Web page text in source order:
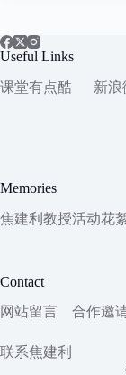
Useful Links
课堂有点酷
新浪
Memories
焦建利教授活动花
Contact
网站留言
合作邀
联系焦建利